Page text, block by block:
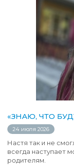
«ЗНАЮ, ЧТО
24 июля 2026
Настя так и не
всегда наступает
родителям.